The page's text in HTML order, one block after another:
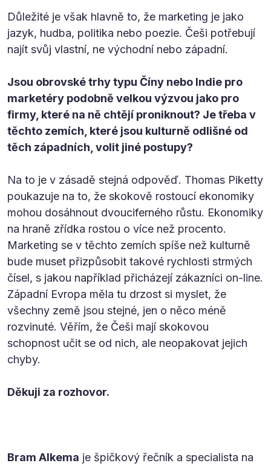
Důležité je však hlavně to, že marketing je jako
jazyk, hudba, politika nebo poezie. Češi potřebují
najít svůj vlastní, ne východní nebo západní.
Jsou obrovské trhy typu Číny nebo Indie pro
marketéry podobně velkou výzvou jako pro
firmy, které na ně chtějí proniknout? Je třeba v
těchto zemích, které jsou kulturně odlišné od
těch západních, volit jiné postupy?
Na to je v zásadě stejná odpověď. Thomas Piketty
poukazuje na to, že skokově rostoucí ekonomiky
mohou dosáhnout dvouciferného růstu. Ekonomiky
na hraně zřídka rostou o více než procento.
Marketing se v těchto zemích spíše než kulturně
bude muset přizpůsobit takové rychlosti strmých
čísel, s jakou například přicházejí zákazníci on-line.
Západní Evropa měla tu drzost si myslet, že
všechny země jsou stejné, jen o něco méně
rozvinuté. Věřím, že Češi mají skokovou
schopnost učit se od nich, ale neopakovat jejich
chyby.
Děkuji za rozhovor.
Bram Alkema je špičkový řečník a specialista na